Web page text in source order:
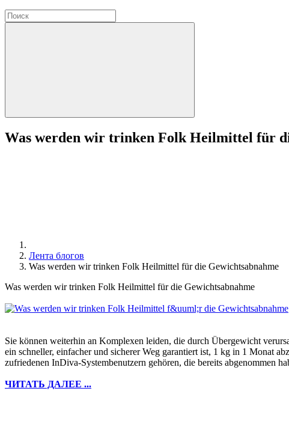
Was werden wir trinken Folk Heilmittel für
Лента блогов
Was werden wir trinken Folk Heilmittel für die Gewichtsabnahme
Was werden wir trinken Folk Heilmittel für die Gewichtsabnahme
Sie können weiterhin an Komplexen leiden, die durch Übergewicht
ein schneller, einfacher und sicherer Weg garantiert ist, 1 kg in 1 Monat
zufriedenen InDiva-Systembenutzern gehören, die bereits abgenommen
ЧИТАТЬ ДАЛЕЕ ...